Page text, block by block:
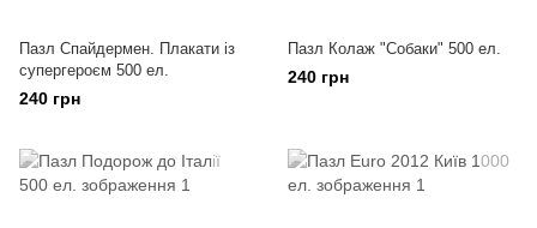
Пазл Спайдермен. Плакати із
супергероєм 500 ел.
240 грн
Пазл Колаж "Собаки" 500 ел.
240 грн